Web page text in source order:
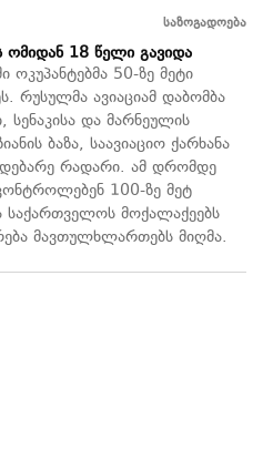
საზოგადოება
18 წელი გავიდა
ოკუპანტებმა 50-ზე მეტი
რუსულმა ავიაციამ დაბომბა
და მარნეულის
ბაზა, საავიაციო ქარხანა
რადარი. ამ დრომდე
100-ზე მეტ
მოქალაქეებს
მავთულხლართებს მიღმა.